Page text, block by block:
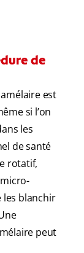
de
est
si l’on
les
de santé
rotatif,
les blanchir
peut